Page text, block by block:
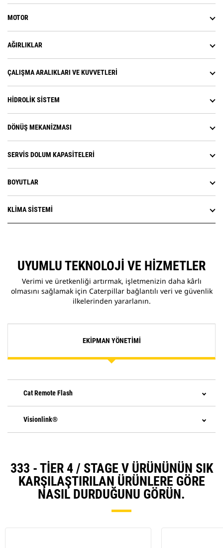
yükseklikte çalışma özelliği.
MOTOR
AĞIRLIKLAR
ÇALIŞMA ARALIKLARI VE KUVVETLERI
HIDROLIK SISTEM
DÖNÜŞ MEKANIZMASI
SERVIS DOLUM KAPASITELERI
BOYUTLAR
KLIMA SISTEMI
UYUMLU TEKNOLOJI VE HIZMETLER
Verimi ve üretkenliği artırmak, işletmenizin daha kârlı
olmasını sağlamak için Caterpillar bağlantılı veri ve güvenlik
ilkelerinden yararlanın.
EKIPMAN YÖNETIMI
Cat Remote Flash
Visionlink®
333 - TIER 4 / STAGE V ÜRÜNÜNÜN SIK
KARŞILAŞTIRILAN ÜRÜNLERE GÖRE
NASIL DURDUĞUNU GÖRÜN.